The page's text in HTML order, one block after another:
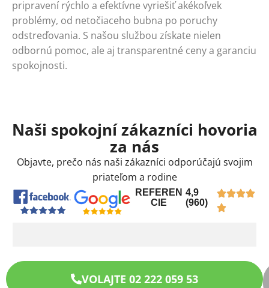
pripravení rýchlo a efektívne vyriešiť akékoľvek
problémy, od netočiaceho bubna po poruchy
odstreďovania. S našou službou získate nielen
odbornú pomoc, ale aj transparentné ceny a garanciu
spokojnosti.
Naši spokojní zákazníci hovoria
za nás
Objavte, prečo nás naši zákazníci odporúčajú svojim
priateľom a rodine
REFEREN
CIE
4,9
(960)
VOLAJTE 02 222 059 53